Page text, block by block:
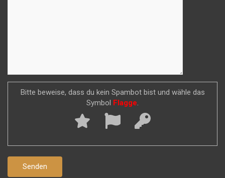
Bitte beweise, dass du kein Spambot bist und wähle das
Symbol
Flagge.